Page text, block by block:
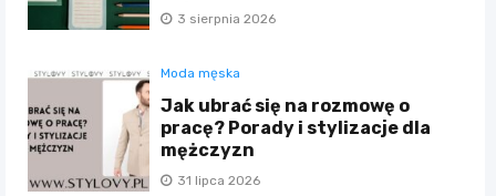
3 sierpnia 2026
Moda męska
Jak ubrać się na rozmowę o
pracę? Porady i stylizacje dla
mężczyzn
31 lipca 2026